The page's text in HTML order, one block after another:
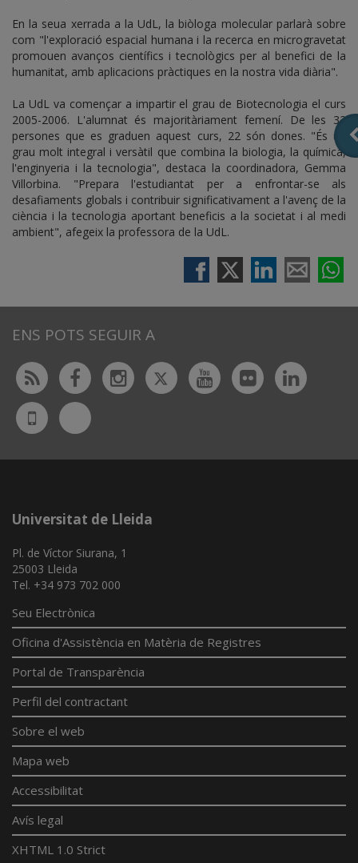
En la seua xerrada a la UdL, la biòloga molecular parlarà sobre
com "l'exploració espacial humana i la recerca en microgravetat
promouen avanços científics i tecnològics per al benefici de la
humanitat, amb aplicacions pràctiques en la nostra vida diària".
La UdL va començar a impartir el grau de Biotecnologia el curs
2005-2006. L'alumnat és majoritàriament femení. De les 32
persones que es graduen aquest curs, 22 són dones. "És un
grau molt integral i versàtil que combina la biologia, la química,
l'enginyeria i la tecnologia", destaca la coordinadora, Gemma
Villorbina. "Prepara l'estudiantat per a enfrontar-se als
desafiaments globals i contribuir significativament a l'avenç de la
ciència i la tecnologia aportant beneficis a la societat i al medi
ambient", afegeix la professora de la UdL.
ENS POTS SEGUIR A
Rss FacebookInstagram
TwitterYoutubeFlickr
UdL
App
Bluesky
Universitat de Lleida
Pl. de Víctor Siurana, 1
25003 Lleida
Tel. +34 973 702 000
Seu Electrònica
Oficina d'Assistència en Matèria de Registres
Portal de Transparència
Perfil del contractant
Sobre el web
Mapa web
Accessibilitat
Avís legal
XHTML 1.0 Strict